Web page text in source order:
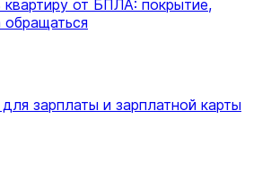
квартиру от БПЛА: покрытие,
зарплаты и зарплатной карты